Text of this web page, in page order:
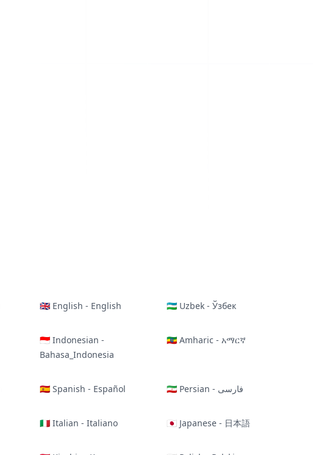
🇬🇧 English - English 🇺🇿 Uzbek - Ўзбек
🇮🇩 Indonesian -
Bahasa_Indonesia
🇪🇹 Amharic - አማርኛ
🇪🇸 Spanish - Español 🇮🇷 Persian - فارسی
🇮🇹 Italian - Italiano 🇯🇵 Japanese - 日本語